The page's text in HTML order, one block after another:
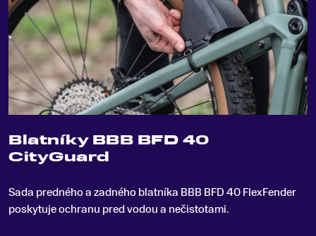
Blatníky BBB BFD 40
CityGuard
Sada predného a zadného blatníka BBB BFD 40 FlexFender
poskytuje ochranu pred vodou a nečistotami.